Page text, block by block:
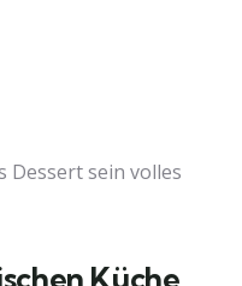
Dessert sein volles